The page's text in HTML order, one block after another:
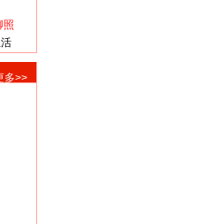
照
多>>